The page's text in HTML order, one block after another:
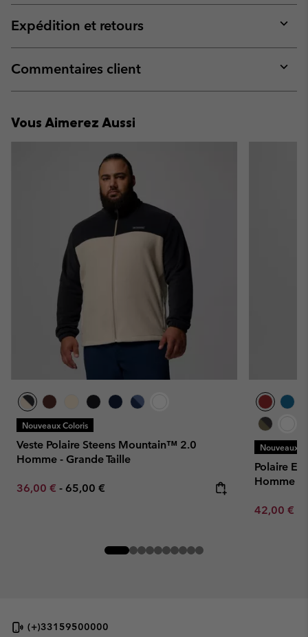
or
Expédition et retours
or
Commentaires client
or
Vous Aimerez Aussi
Nouveaux Coloris
Veste Polaire Steens Mountain™ 2.0
Homme - Grande Taille
Minimum sale price:
36,00 € - Maximum price:
65,00 €
Nouveaux
Polaire
Homme
Minimum
42,00 €
(+)33159500000